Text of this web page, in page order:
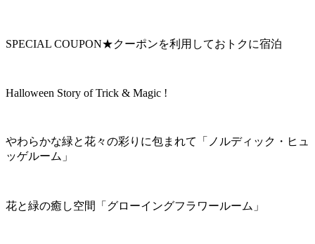
SPECIAL COUPON★クーポンを利用しておトクに宿泊
Halloween Story of Trick & Magic !
やわらかな緑と花々の彩りに包まれて「ノルディック・ヒュ
ッゲルーム」
花と緑の癒し空間「グローイングフラワールーム」